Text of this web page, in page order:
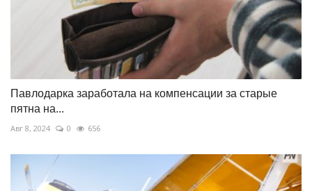
Павлодарка заработала на компенсации за старые
пятна на...
Авг 8, 2024 0 656